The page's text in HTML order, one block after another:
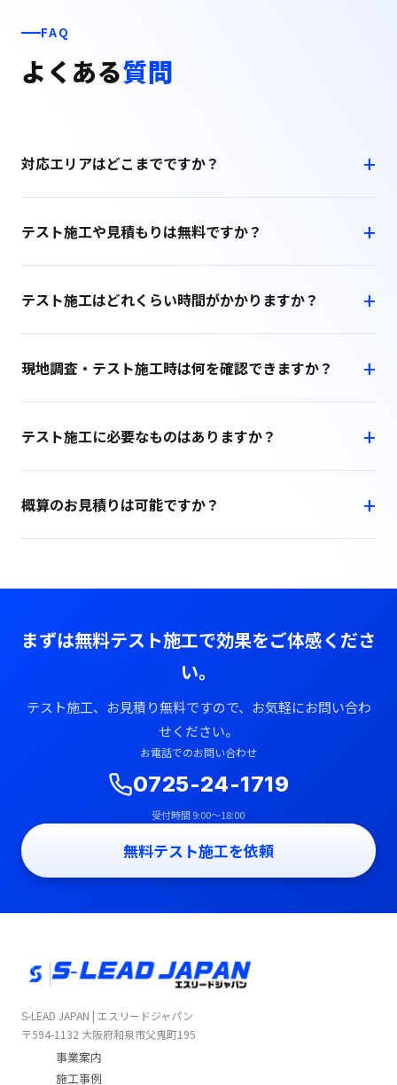
FAQ
よくある質問
対応エリアはどこまでですか？
テスト施工や見積もりは無料ですか？
テスト施工はどれくらい時間がかかりますか？
現地調査・テスト施工時は何を確認できますか？
テスト施工に必要なものはありますか？
概算のお見積りは可能ですか？
まずは無料テスト施工で効果をご体感くださ
い。
テスト施工、お見積り無料ですので、お気軽にお問い合わ
せください。
お電話でのお問い合わせ
0725-24-1719
受付時間 9:00〜18:00
無料テスト施工を依頼
S-LEAD JAPAN | エスリードジャパン
〒594-1132 大阪府和泉市父鬼町195
事業案内
施工事例